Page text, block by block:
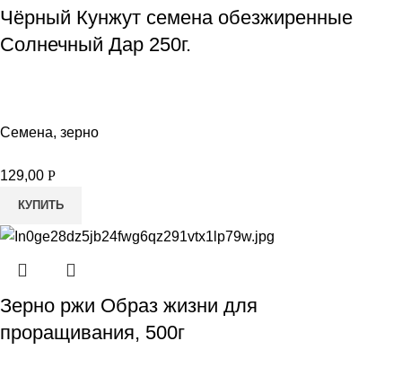
Чёрный Кунжут семена обезжиренные
Солнечный Дар 250г.
Семена, зерно
129,00 Р
КУПИТЬ
Зерно ржи Образ жизни для
проращивания, 500г